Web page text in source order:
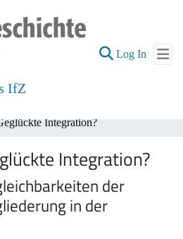
IfZ
Log In (current)
Integration?
Integration?
der
in der